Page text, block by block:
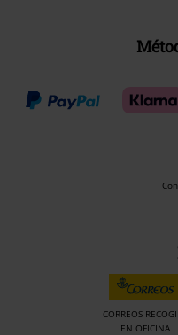
CORREOS
EN OFICINA